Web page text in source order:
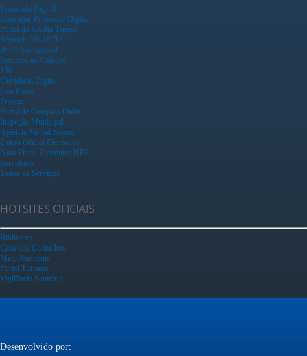
Protocolo Digital
Consultar Protocolo Digital
Portal do Ganha Tempo
Segunda Via IPTU
IPTU Sustentável
Serviços ao Cidadão
156
Ouvidoria Digital
Geo Portal
Procon
Portal de Compras Online
Inspeção Municipal
Agência Virtual Saema
Diário Oficial Eletrônico
Nota Fiscal Eletrônica NFE
Servidores
Todos os Serviços
HOTSITES OFICIAIS
Biblioteca
Casa dos Conselhos
Meio Ambiente
Portal Turismo
Vigilância Sanitária
Desenvolvido por: